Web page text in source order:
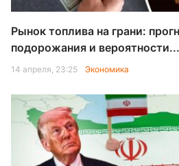
Рынок топлива на грани:
подорожания и вероятности...
14 апреля, 23:25 Экономика